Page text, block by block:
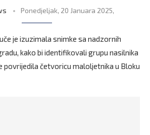
Ponedjeljak, 20 Januara 2025,
je izuzimala snimke sa nadzornih
kako bi identifikovali grupu nasilnika
povrijedila četvoricu maloljetnika u Bloku